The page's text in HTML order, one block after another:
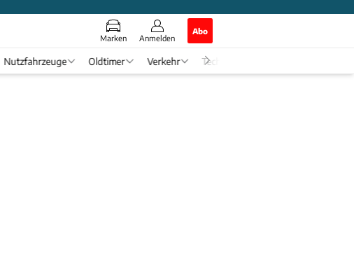
Marken Anmelden
Abo
Nutzfahrzeuge Oldtimer Verkehr Tech & Zukunft